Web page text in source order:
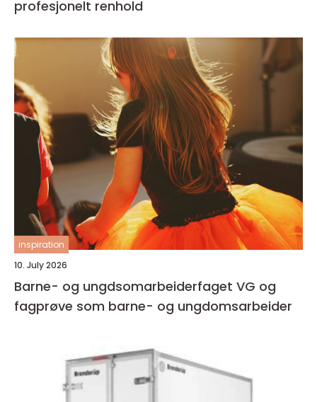
profesjonelt renhold
inspiration
10. July 2026
Barne- og ungdsomarbeiderfaget VG og
fagprøve som barne- og ungdomsarbeider